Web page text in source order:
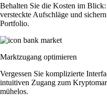
Behalten Sie die Kosten im
versteckte Aufschläge und
Portfolio.
Marktzugang optimieren
Vergessen Sie komplizierte
intuitiven Zugang zum
mühelos.